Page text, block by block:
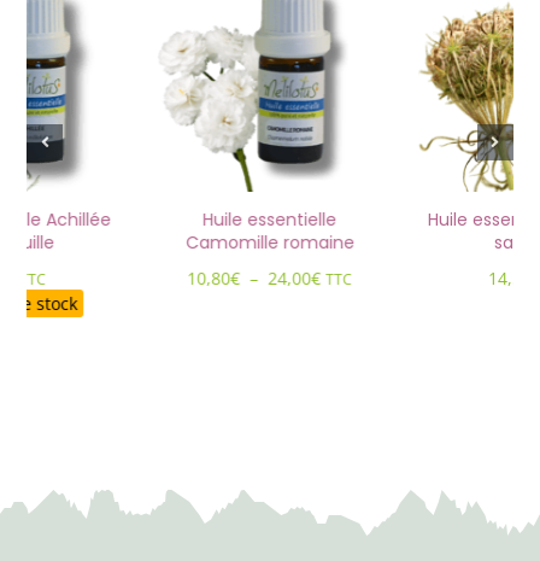
Achillée
TTC
de stock
Huile essentielle
Camomille romaine
10,80€ – 24,00€Plage
TTC
Huile
14,50